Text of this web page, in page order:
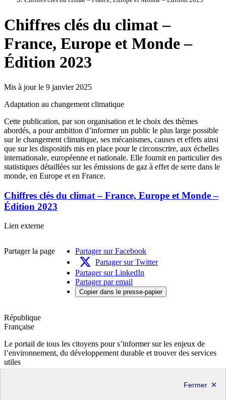
Chiffres clés du climat –
France, Europe et Monde –
Édition 2023
Mis à jour le 9 janvier 2025
Adaptation au changement climatique
Cette publication, par son organisation et le choix des thèmes
abordés, a pour ambition d’informer un public le plus large possible
sur le changement climatique, ses mécanismes, causes et effets ainsi
que sur les dispositifs mis en place pour le circonscrire, aux échelles
internationale, européenne et nationale. Elle fournit en particulier des
statistiques détaillées sur les émissions de gaz à effet de serre dans le
monde, en Europe et en France.
Chiffres clés du climat – France, Europe et Monde –
Édition 2023
Chiffres
climat
Édition
2023-
fenêtre
Lien externe
Partager la page
Partager sur Facebook
Partager sur Twitter
Partager sur LinkedIn
Partager par email
Copier dans le presse-papier
République
Française
Le portail de tous les citoyens pour s’informer sur les enjeux de
l’environnement, du développement durable et trouver des services
utiles